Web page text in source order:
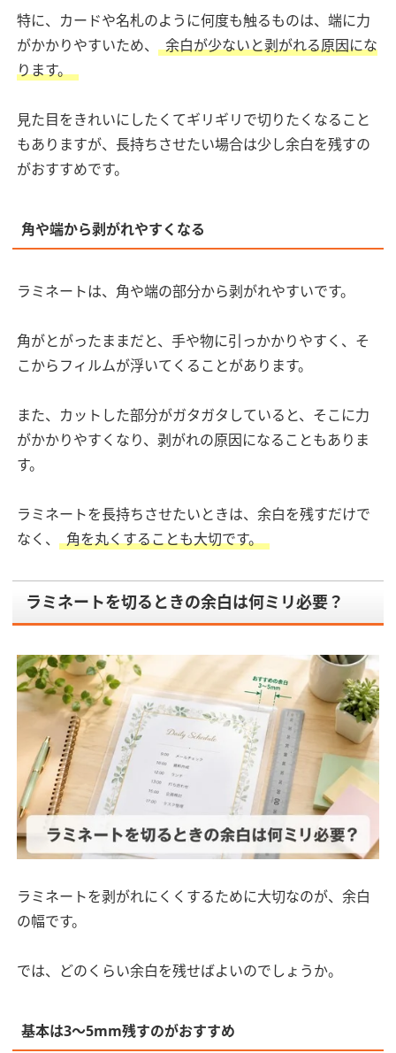
特に、カードや名札のように何度も触るものは、端に力
がかかりやすいため、
余白が少ないと剥がれる原因にな
ります。
見た目をきれいにしたくてギリギリで切りたくなること
もありますが、長持ちさせたい場合は少し余白を残すの
がおすすめです。
角や端から剥がれやすくなる
ラミネートは、角や端の部分から剥がれやすいです。
角がとがったままだと、手や物に引っかかりやすく、そ
こからフィルムが浮いてくることがあります。
また、カットした部分がガタガタしていると、そこに力
がかかりやすくなり、剥がれの原因になることもありま
す。
ラミネートを長持ちさせたいときは、余白を残すだけで
なく、
角を丸くすることも大切です。
ラミネートを切るときの余白は何ミリ必要？
ラミネートを剥がれにくくするために大切なのが、余白
の幅です。
では、どのくらい余白を残せばよいのでしょうか。
基本は3〜5mm残すのがおすすめ